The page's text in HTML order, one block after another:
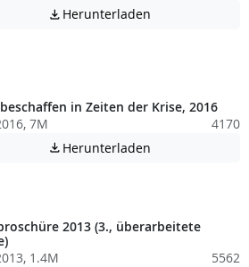
 Herunterladen
in Zeiten der Krise, 2016
7M
4170
 Herunterladen
2013 (3., überarbeitete
1.4M
5562